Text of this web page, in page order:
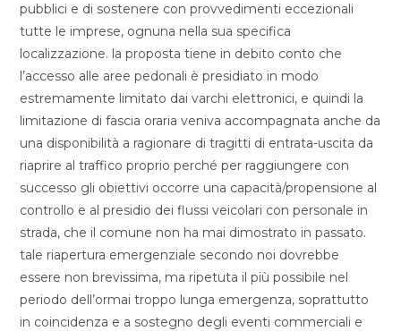
pubblici e di sostenere con provvedimenti eccezionali
tutte le imprese, ognuna nella sua specifica
localizzazione. la proposta tiene in debito conto che
l’accesso alle aree pedonali è presidiato in modo
estremamente limitato dai varchi elettronici, e quindi la
limitazione di fascia oraria veniva accompagnata anche da
una disponibilità a ragionare di tragitti di entrata-uscita da
riaprire al traffico proprio perché per raggiungere con
successo gli obiettivi occorre una capacità/propensione al
controllo e al presidio dei flussi veicolari con personale in
strada, che il comune non ha mai dimostrato in passato.
tale riapertura emergenziale secondo noi dovrebbe
essere non brevissima, ma ripetuta il più possibile nel
periodo dell’ormai troppo lunga emergenza, soprattutto
in coincidenza e a sostegno degli eventi commerciali e